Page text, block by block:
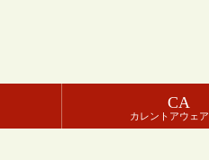
CA
カレントアウェ